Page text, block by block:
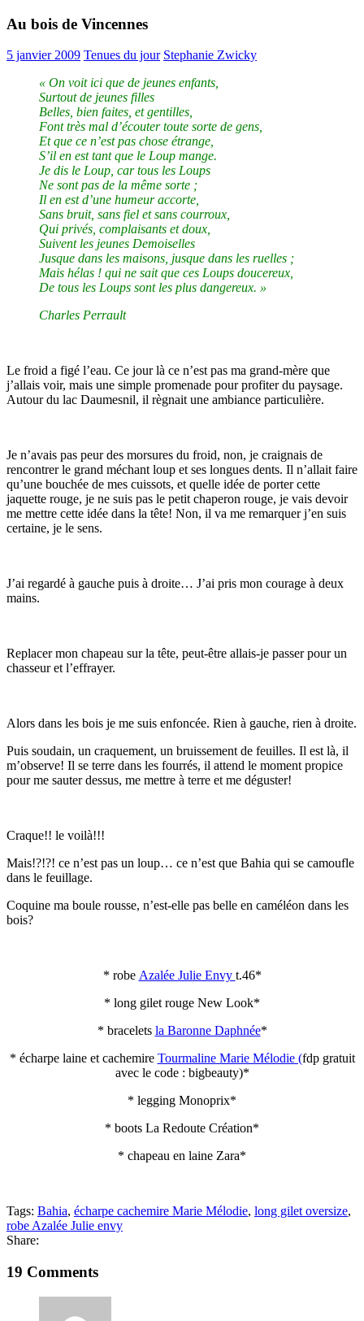
Au bois de Vincennes
5 janvier 2009 Tenues du jour Stephanie Zwicky
« On voit ici que de jeunes enfants,
Surtout de jeunes filles
Belles, bien faites, et gentilles,
Font très mal d’écouter toute sorte de gens,
Et que ce n’est pas chose étrange,
S’il en est tant que le Loup mange.
Je dis le Loup, car tous les Loups
Ne sont pas de la même sorte ;
Il en est d’une humeur accorte,
Sans bruit, sans fiel et sans courroux,
Qui privés, complaisants et doux,
Suivent les jeunes Demoiselles
Jusque dans les maisons, jusque dans les ruelles ;
Mais hélas ! qui ne sait que ces Loups doucereux,
De tous les Loups sont les plus dangereux. »
Charles Perrault
Le froid a figé l’eau. Ce jour là ce n’est pas ma grand-mère que
j’allais voir, mais une simple promenade pour profiter du paysage.
Autour du lac Daumesnil, il règnait une ambiance particulière.
Je n’avais pas peur des morsures du froid, non, je craignais de
rencontrer le grand méchant loup et ses longues dents. Il n’allait faire
qu’une bouchée de mes cuissots, et quelle idée de porter cette
jaquette rouge, je ne suis pas le petit chaperon rouge, je vais devoir
me mettre cette idée dans la tête! Non, il va me remarquer j’en suis
certaine, je le sens.
J’ai regardé à gauche puis à droite… J’ai pris mon courage à deux
mains.
Replacer mon chapeau sur la tête, peut-être allais-je passer pour un
chasseur et l’effrayer.
Alors dans les bois je me suis enfoncée. Rien à gauche, rien à droite.
Puis soudain, un craquement, un bruissement de feuilles. Il est là, il
m’observe! Il se terre dans les fourrés, il attend le moment propice
pour me sauter dessus, me mettre à terre et me déguster!
Craque!! le voilà!!!
Mais!?!?! ce n’est pas un loup… ce n’est que Bahia qui se camoufle
dans le feuillage.
Coquine ma boule rousse, n’est-elle pas belle en caméléon dans les
bois?
* robe Azalée Julie Envy t.46*
* long gilet rouge New Look*
* bracelets la Baronne Daphnée*
* écharpe laine et cachemire Tourmaline Marie Mélodie (fdp gratuit
avec le code : bigbeauty)*
* legging Monoprix*
* boots La Redoute Création*
* chapeau en laine Zara*
Tags: Bahia, écharpe cachemire Marie Mélodie, long gilet oversize,
robe Azalée Julie envy
Share:
19 Comments